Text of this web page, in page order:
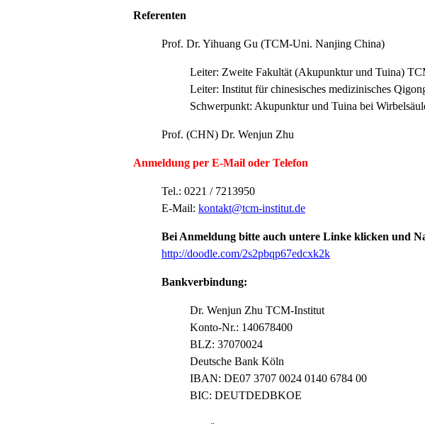
Referenten
Prof. Dr. Yihuang Gu (TCM-Uni. Nanjing China)
Leiter: Zweite Fakultät (Akupunktur und Tuina)
Leiter: Institut für chinesisches medizinisches
Schwerpunkt: Akupunktur und Tuina bei
Prof. (CHN) Dr. Wenjun Zhu
Anmeldung per E-Mail oder Telefon
Tel.: 0221 / 7213950
E-Mail: kontakt@tcm-institut.de
Bei Anmeldung bitte auch untere Linke klicken und
http://doodle.com/2s2pbqp67edcxk2k
Bankverbindung:
Dr. Wenjun Zhu TCM-Institut
Konto-Nr.: 140678400
BLZ: 37070024
Deutsche Bank Köln
IBAN: DE07 3707 0024 0140 6784 00
BIC: DEUTDEDBKOE